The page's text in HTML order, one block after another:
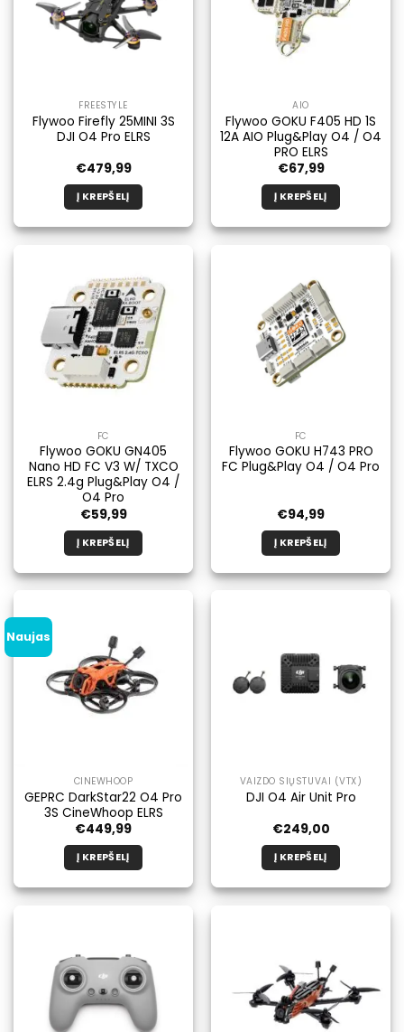
FREESTYLE
Flywoo Firefly 25MINI 3S
DJI O4 Pro ELRS
€479,99
Į KREPŠELĮ
AIO
Flywoo GOKU F405 HD 1S
12A AIO Plug&Play O4 / O4
PRO ELRS
€67,99
Į KREPŠELĮ
FC
Flywoo GOKU GN405
Nano HD FC V3 W/ TXCO
ELRS 2.4g Plug&Play O4 /
O4 Pro
€59,99
Į KREPŠELĮ
FC
Flywoo GOKU H743 PRO
FC Plug&Play O4 / O4 Pro
€94,99
Į KREPŠELĮ
Naujas
CINEWHOOP
GEPRC DarkStar22 O4 Pro
3S CineWhoop ELRS
€449,99
Į KREPŠELĮ
VAIZDO SIŲSTUVAI (VTX)
DJI O4 Air Unit Pro
€249,00
Į KREPŠELĮ